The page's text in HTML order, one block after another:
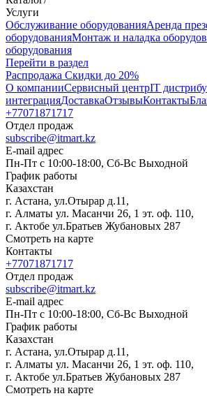
Услуги
Oбслуживание оборудованияАренда
оборудованияМонтаж и наладка
оборудования
Перейти в раздел
Распродажа Скидки до 20%
О компанииСервисный центрIT
интеграцияДоставкаОтзывыКонтакты
+77071871717
Отдел продаж
subscribe@itmart.kz
E-mail адрес
Пн-Пт с 10:00-18:00, Сб-Вс Выходной
График работы
Казахстан
г. Астана, ул.Отырар д.11,
г. Алматы ул. Масанчи 26, 1 эт. оф. 110,
г. Актобе ул.Братьев Жубановых 287
Смотреть на карте
Контакты
+77071871717
Отдел продаж
subscribe@itmart.kz
E-mail адрес
Пн-Пт с 10:00-18:00, Сб-Вс Выходной
График работы
Казахстан
г. Астана, ул.Отырар д.11,
г. Алматы ул. Масанчи 26, 1 эт. оф. 110,
г. Актобе ул.Братьев Жубановых 287
Смотреть на карте